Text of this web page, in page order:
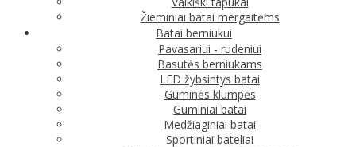
Žieminiai batai mergaitėms
Batai berniukui
Pavasariui - rudeniui
Basutės berniukams
LED žybsintys batai
Guminės klumpės
Guminiai batai
Medžiaginiai batai
Sportiniai bateliai